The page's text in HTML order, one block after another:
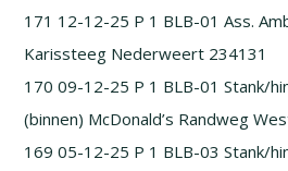
171 12-12-25 P 1 BLB-01 Ass.
Karissteeg Nederweert 234131
170 09-12-25 P 1 BLB-01 Stank/
(binnen) McDonald’s Randweg
169 05-12-25 P 1 BLB-03 Stank/